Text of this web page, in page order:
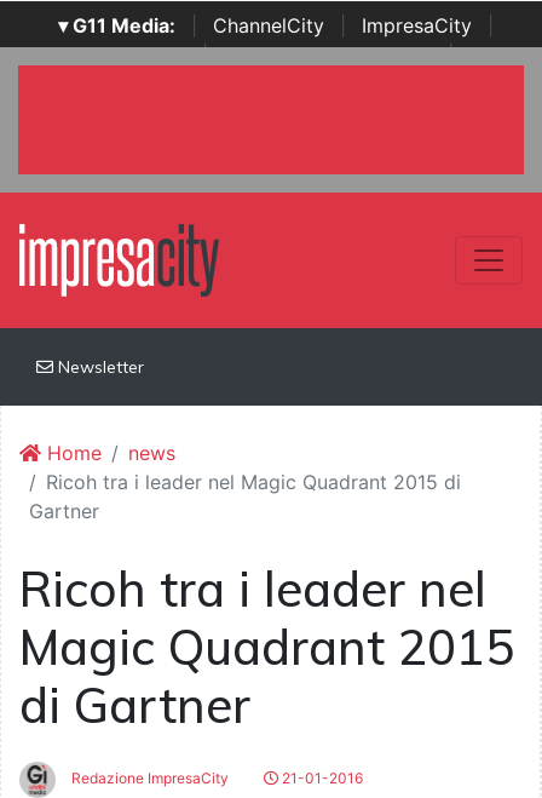
▾ G11 Media: ChannelCity ImpresaCity
SecurityOpenLab | Italian Channel Awards | Italian
Newsletter
Home
news
Ricoh tra i leader nel Magic Quadrant 2015 di
Gartner
Ricoh tra i leader nel
Magic Quadrant 2015
di Gartner
Redazione ImpresaCity
21-01-2016